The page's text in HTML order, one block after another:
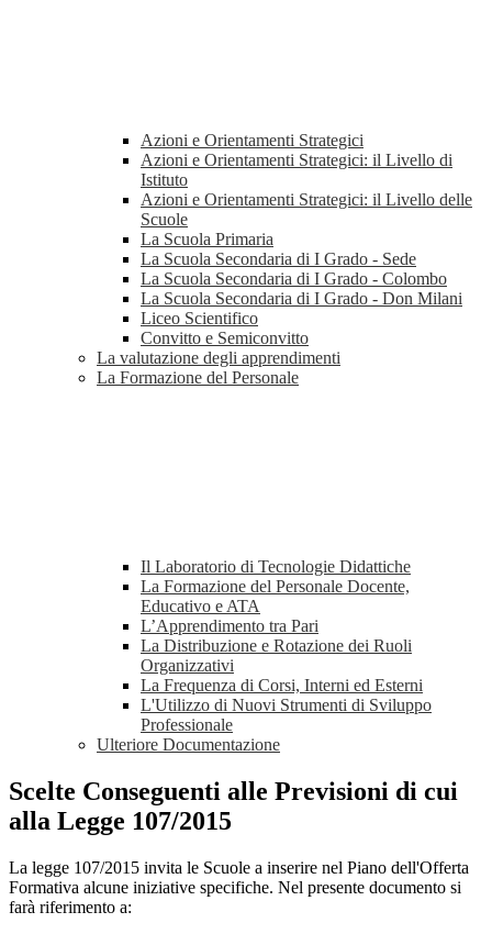
Azioni e Orientamenti Strategici
Azioni e Orientamenti Strategici: il Livello di
Istituto
Azioni e Orientamenti Strategici: il Livello delle
Scuole
La Scuola Primaria
La Scuola Secondaria di I Grado - Sede
La Scuola Secondaria di I Grado - Colombo
La Scuola Secondaria di I Grado - Don Milani
Liceo Scientifico
Convitto e Semiconvitto
La valutazione degli apprendimenti
La Formazione del Personale
Il Laboratorio di Tecnologie Didattiche
La Formazione del Personale Docente,
Educativo e ATA
L’Apprendimento tra Pari
La Distribuzione e Rotazione dei Ruoli
Organizzativi
La Frequenza di Corsi, Interni ed Esterni
L'Utilizzo di Nuovi Strumenti di Sviluppo
Professionale
Ulteriore Documentazione
Scelte Conseguenti alle Previsioni di cui
alla Legge 107/2015
La legge 107/2015 invita le Scuole a inserire nel Piano dell'Offerta
Formativa alcune iniziative specifiche. Nel presente documento si
farà riferimento a: